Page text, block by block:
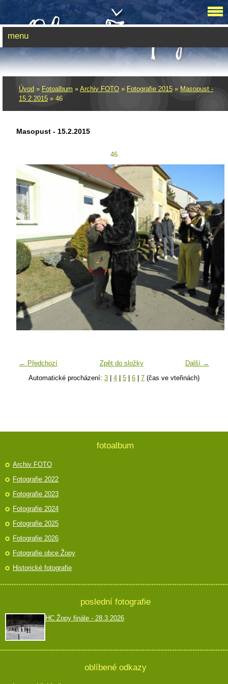
Úvod » Fotoalbum » Archiv FOTO » Fotografie 2015 » Masopust -
15.2.2015 » 46
Masopust - 15.2.2015
46
← Předchozí Další →
Zpět do složky
Automatické procházení: 3 | 4 | 5 | 6 | 7 (čas ve vteřinách)
menu
fotoalbum
Archiv FOTO
Fotografie 2022
Fotografie 2023
Fotografie 2024
Fotografie 2025
Fotografie 2026
Fotografie obce Žopy
Historické fotografie
poslední fotografie
HC Žopy finále - 28.3.2026
oblíbené odkazy